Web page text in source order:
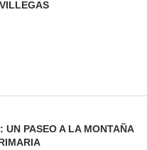
UN PASEO A LA MONTAÑA